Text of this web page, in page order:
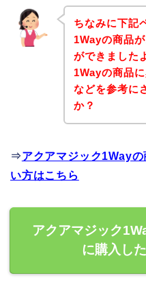
ちなみに下記
1Wayの商品
ができました
1Wayの商品
などを参考に
か？
⇒アクアマジック1Way
い方はこちら
アクアマジック
に購入し